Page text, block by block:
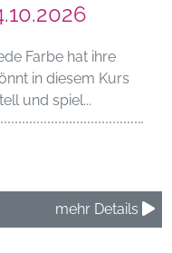
Farbe hat ihre
in diesem Kurs
und spiel...
mehr Details